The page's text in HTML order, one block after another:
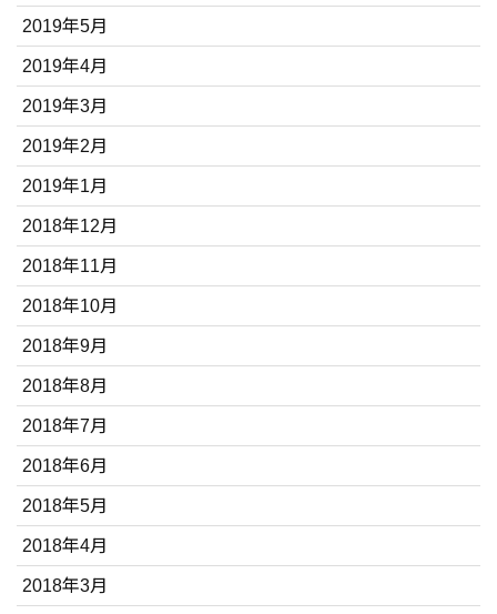
2019年5月
2019年4月
2019年3月
2019年2月
2019年1月
2018年12月
2018年11月
2018年10月
2018年9月
2018年8月
2018年7月
2018年6月
2018年5月
2018年4月
2018年3月